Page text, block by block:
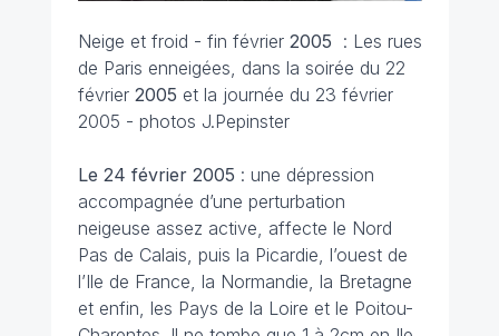
Neige et froid - fin février 2005 : Les rues
de Paris enneigées, dans la soirée du 22
février 2005 et la journée du 23 février
2005 - photos J.Pepinster
Le 24 février 2005 : une dépression
accompagnée d’une perturbation
neigeuse assez active, affecte le Nord
Pas de Calais, puis la Picardie, l’ouest de
l’Ile de France, la Normandie, la Bretagne
et enfin, les Pays de la Loire et le Poitou-